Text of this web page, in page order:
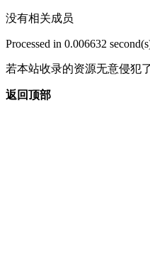
没有相关成员
Processed in 0.006632
若本站收录的资源无意侵犯
返回顶部